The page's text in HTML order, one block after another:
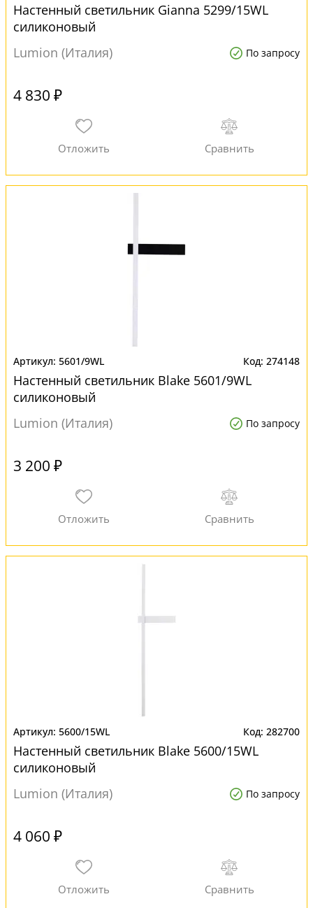
Настенный светильник Gianna 5299/15WL
силиконовый
Lumion (Италия)
По запросу
4 830 ₽
5601/9WL 274148
Настенный светильник Blake 5601/9WL
силиконовый
Lumion (Италия)
По запросу
3 200 ₽
5600/15WL 282700
Настенный светильник Blake 5600/15WL
силиконовый
Lumion (Италия)
По запросу
4 060 ₽